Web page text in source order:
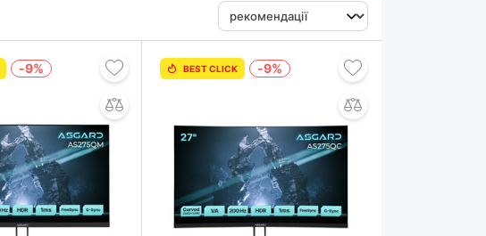
-9% BEST CLICK -9%